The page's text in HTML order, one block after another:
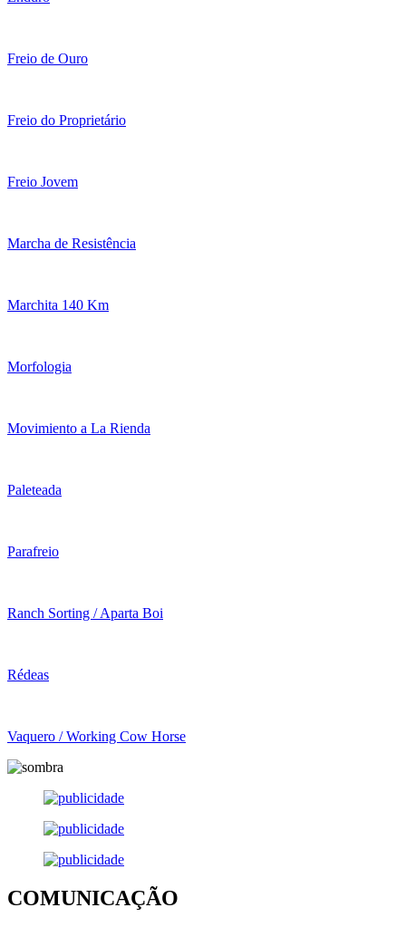
Freio de Ouro
Freio do Proprietário
Freio Jovem
Marcha de Resistência
Marchita 140 Km
Morfologia
Movimiento a La Rienda
Paleteada
Parafreio
Ranch Sorting / Aparta Boi
Rédeas
Vaquero / Working Cow Horse
COMUNICAÇÃO